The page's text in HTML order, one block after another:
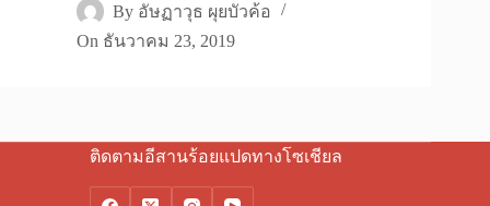
By อัษฏาวุธ ผุยบัวค้อ
On ธันวาคม 23, 2019
ติดตามอีสานร้อยแปดทางโซเชียล